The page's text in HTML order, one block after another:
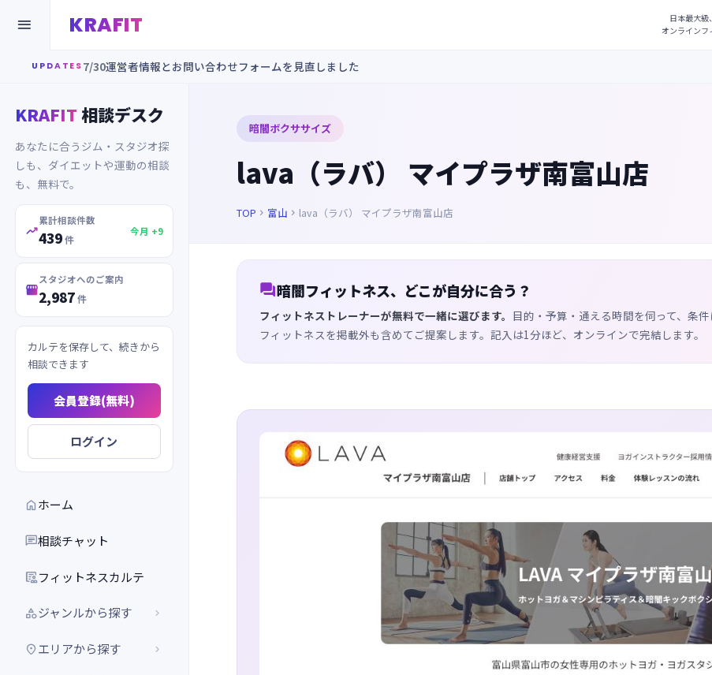
KRAFIT

UPDATES 7/30運営者情報とお問い合わせフォームを見直しました
KRAFIT 相談デスク
あなたに合うジム・スタジオ探
しも、ダイエットや運動の相談
も、無料で。

累計相談件数
439件
今月 +9

スタジオへのご案内
2,987件
カルテを保存して、続きから
相談できます
会員登録(無料)
ログイン
ホーム
相談チャット
フィットネスカルテ
ジャンルから探す 
エリアから探す 
暗闇ボクササイズ
lava（ラバ） マイプラザ南富山店
TOP  富山  lava（ラバ） マイプラザ南富山店
暗闇フィットネス、どこが自分に合う？
フィットネストレーナーが無料で一緒に選びます。 目的・予算・通える時間を伺って、条
フィットネスを掲載外も含めてご提案します。記入は1分ほど、オンラインで完結します。